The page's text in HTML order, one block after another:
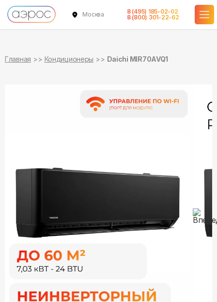
Москва
8 (495) 185-02-02
8 (800) 301-22-62
Главная Кондиционеры Daichi MIR70AVQ1
в наличии
в наличии